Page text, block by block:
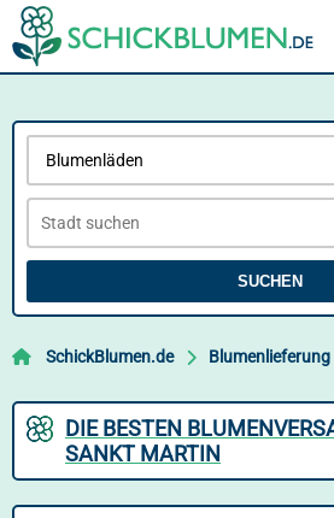
SUCHEN
SchickBlumen.de Blumenlieferung
DIE BESTEN
SANKT MARTIN